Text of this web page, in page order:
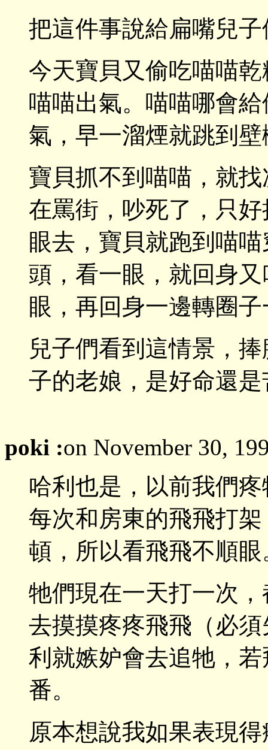
把這件事說給扁嘴兒
今天寶貝又偷吃喵喵
喵喵出氣。喵喵哪會
氣，早一溜煙就跳到
寶貝抓不到喵喵，就
在罵街，吵死了，只
眼去，寶貝就跑到喵
頭，看一眼，就回身
眼，再回身一邊轉圈
兒子們看到這情景，
子的老娘，是好命還是
poki :on November 30,
哈利也是，以前我們
每次和房東的飛飛打
頓，所以看飛飛不順眼
牠們現在一天打一次
去摸摸疼疼飛飛（必
利就嫉妒會去追牠，
番。
原本想說我如果表現